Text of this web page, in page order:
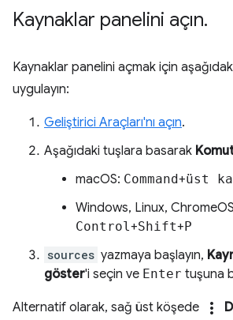
Kaynaklar panelini açın.
Kaynaklar panelini açmak için aşağıdaki
uygulayın:
Geliştirici Araçları'nı açın.
Aşağıdaki tuşlara basarak
macOS: Command+üst
Windows, Linux,
Control+Shift+P
sources yazmaya başlayın,
göster'i seçin ve Enter tuşuna
Alternatif olarak, sağ üst köşede more_vert